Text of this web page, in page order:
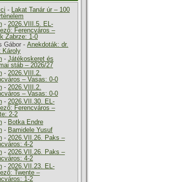
- Lakat Tanár úr – 100
- 2026.VIII.5. EL-
Ferencváros –
Zabrze: 1-0
Gábor - Anekdoták: dr.
Károly
- Játékoskeret és
stáb – 2026/27
- 2026.VIII.2.
– Vasas: 0-0
- 2026.VIII.2.
– Vasas: 0-0
- 2026.VII.30. EL-
Ferencváros –
2-2
- Botka Endre
- Bamidele Yusuf
- 2026.VII.26. Paks –
4-2
- 2026.VII.26. Paks –
4-2
- 2026.VII.23. EL-
Twente –
1-2